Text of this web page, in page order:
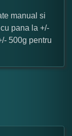
manual si
pana la +/-
500g pentru